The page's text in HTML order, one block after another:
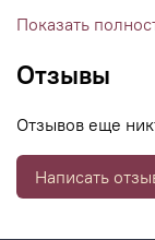
кожу, придает
Показать
Отзывы
Отзывов еще
Написать